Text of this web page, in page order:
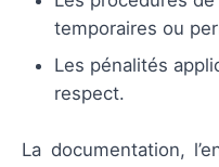
temporaires ou
Les pénalités
respect.
La documentation,